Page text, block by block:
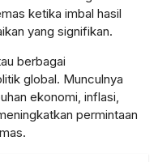
ketika imbal hasil
yang signifikan.
berbagai
global. Munculnya
ekonomi, inflasi,
permintaan